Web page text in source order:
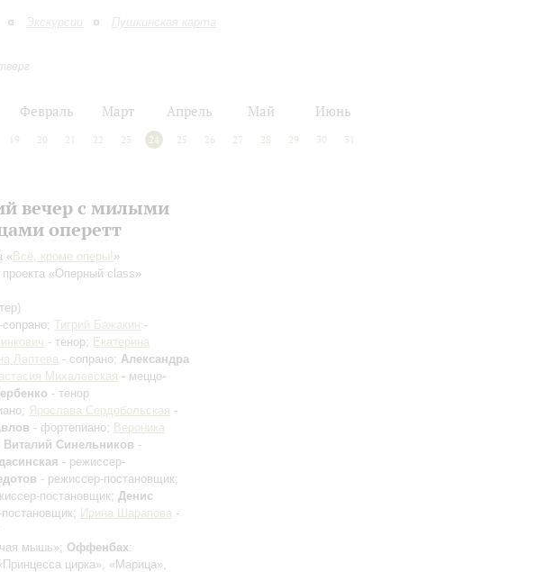
Экскурсии Пушкинская карта
Февраль Март Апрель Май Июнь
19 20 21 22 23 24 25 26 27 28 29 30 31
вечер с милыми
оперетт
« Всё, кроме оперы! »
«Оперный class»
Тигрий Бажакин -
- тенор; Екатерина
Лаптева - сопрано; Александра
Михалевская - меццо-
- тенор
Ярослава Сердобольская -
- фортепиано; Вероника
Виталий Синельников -
- режиссер-
- режиссер-постановщик;
постановщик; Денис
Ирина Шарапова -
мышь»; Оффенбах:
цирка», «Марица»,